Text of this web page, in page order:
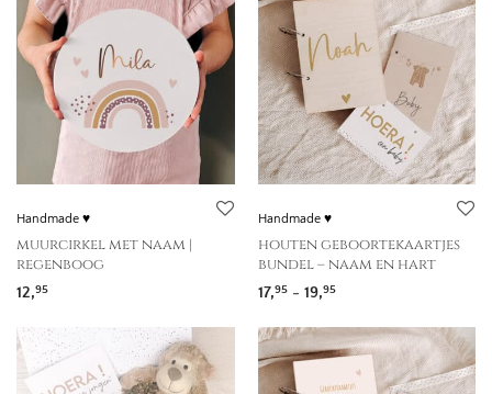
Handmade ♥
muurcirkel met naam |
regenboog
12,95
Handmade ♥
houten geboortekaartjes
bundel – naam en hart
17,95 - 19,95Prijsklasse: 17,95 tot